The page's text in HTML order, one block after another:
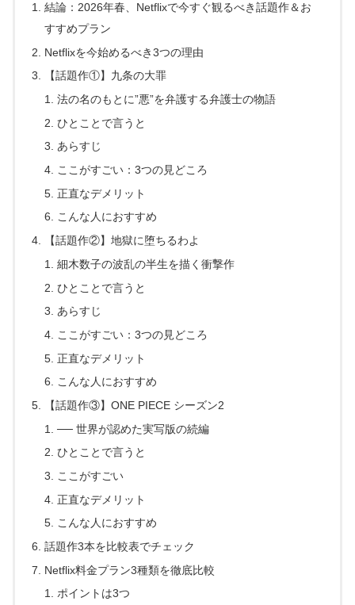
結論：2026年春、Netflixで今すぐ観るべき話題作＆お
すすめプラン
Netflixを今始めるべき3つの理由
【話題作①】九条の大罪
法の名のもとに”悪”を弁護する弁護士の物語
ひとことで言うと
あらすじ
ここがすごい：3つの見どころ
正直なデメリット
こんな人におすすめ
【話題作②】地獄に堕ちるわよ
細木数子の波乱の半生を描く衝撃作
ひとことで言うと
あらすじ
ここがすごい：3つの見どころ
正直なデメリット
こんな人におすすめ
【話題作③】ONE PIECE シーズン2
── 世界が認めた実写版の続編
ひとことで言うと
ここがすごい
正直なデメリット
こんな人におすすめ
話題作3本を比較表でチェック
Netflix料金プラン3種類を徹底比較
ポイントは3つ